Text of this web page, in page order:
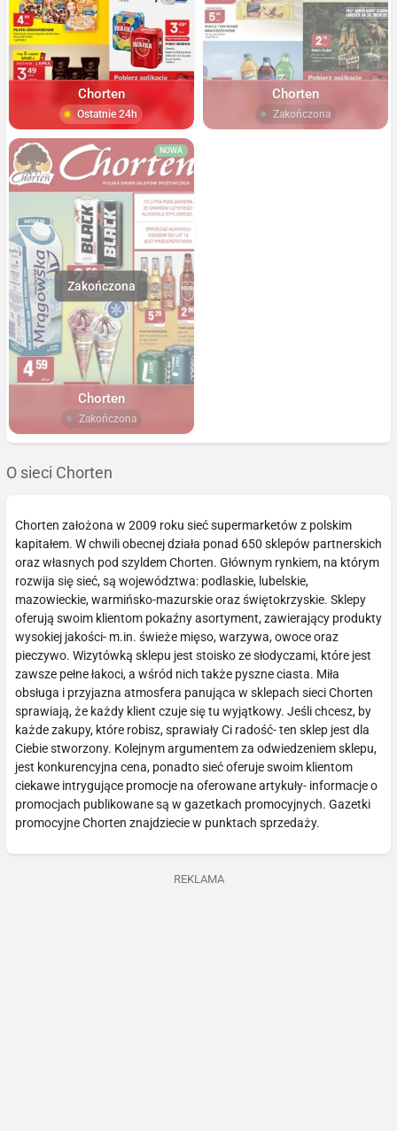
Chorten
Ostatnie 24h
Chorten
Zakończona
NOWA
Chorten
Zakończona
O sieci Chorten
Chorten założona w 2009 roku sieć supermarketów z polskim
kapitałem. W chwili obecnej działa ponad 650 sklepów partnerskich
oraz własnych pod szyldem Chorten. Głównym rynkiem, na którym
rozwija się sieć, są województwa: podlaskie, lubelskie,
mazowieckie, warmińsko-mazurskie oraz świętokrzyskie. Sklepy
oferują swoim klientom pokaźny asortyment, zawierający produkty
wysokiej jakości- m.in. świeże mięso, warzywa, owoce oraz
pieczywo. Wizytówką sklepu jest stoisko ze słodyczami, które jest
zawsze pełne łakoci, a wśród nich także pyszne ciasta. Miła
obsługa i przyjazna atmosfera panująca w sklepach sieci Chorten
sprawiają, że każdy klient czuje się tu wyjątkowy. Jeśli chcesz, by
każde zakupy, które robisz, sprawiały Ci radość- ten sklep jest dla
Ciebie stworzony. Kolejnym argumentem za odwiedzeniem sklepu,
jest konkurencyjna cena, ponadto sieć oferuje swoim klientom
ciekawe intrygujące promocje na oferowane artykuły- informacje o
promocjach publikowane są w gazetkach promocyjnych. Gazetki
promocyjne Chorten znajdziecie w punktach sprzedaży.
REKLAMA